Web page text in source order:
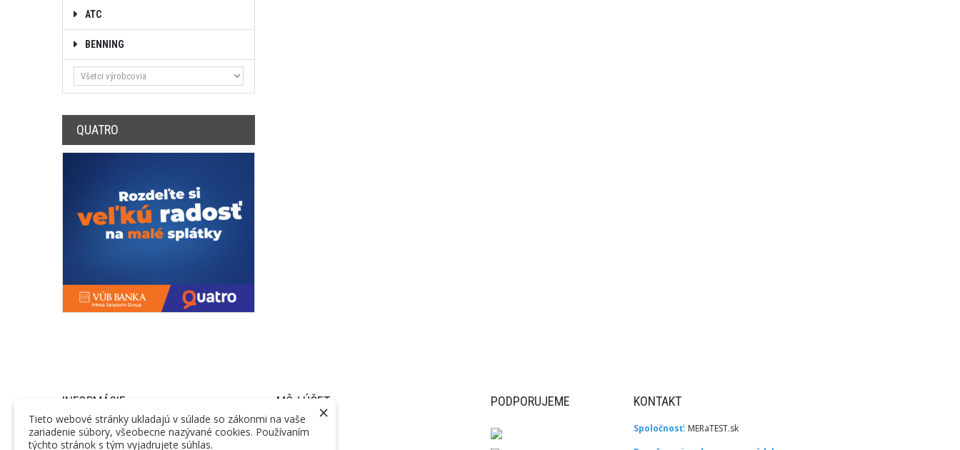
ATC
BENNING
QUATRO
INFORMÁCIE
Informácie
MÔJ ÚČET
Objednávky
PODPORUJEME KONTAKT
Spoločnosť: MERaTEST.sk
×
Tieto webové stránky ukladajú v súlade so zákonmi na vaše
zariadenie súbory, všeobecne nazývané cookies. Používaním
týchto stránok s tým vyjadrujete súhlas.